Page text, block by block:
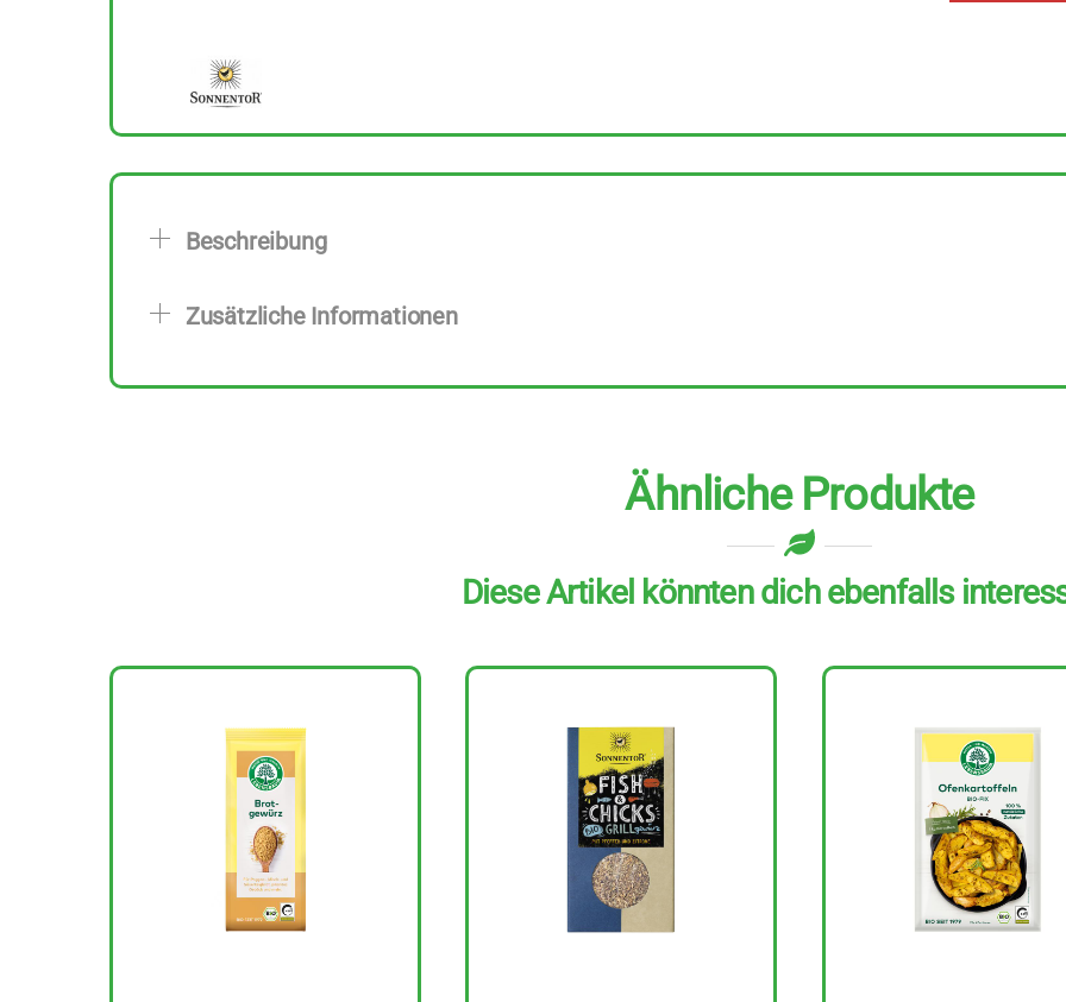
Beschreibung
Zusätzliche Informationen
Ähnliche Produkte
Diese Artikel könnten dich ebenfalls